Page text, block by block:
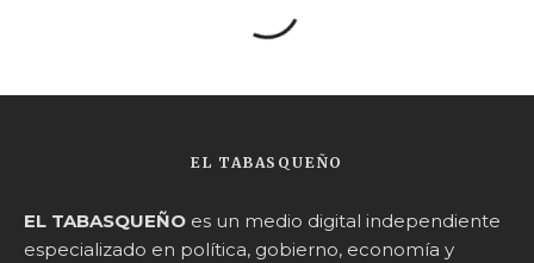
EL TABASQUEÑO
EL TABASQUEÑO es un medio digital independiente
especializado en política, gobierno, economía y